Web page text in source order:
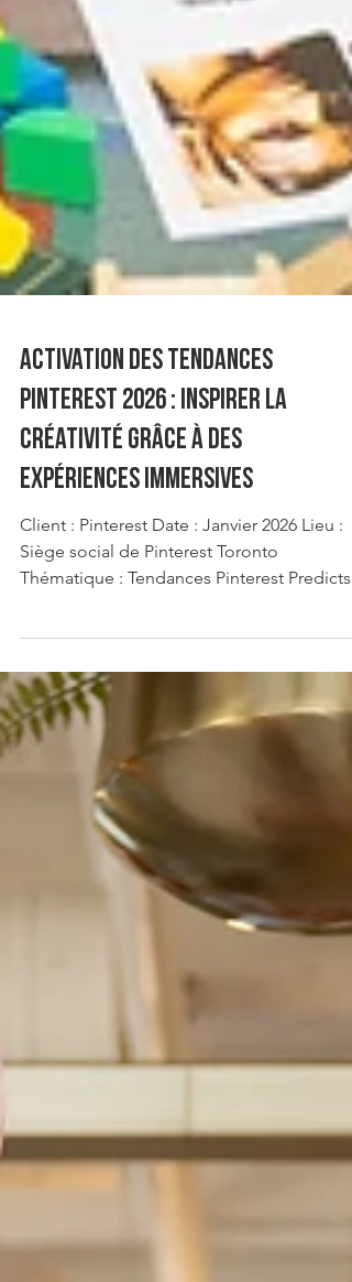
Activation des tendances
Pinterest 2026 : Inspirer la
créativité grâce à des
expériences immersives
Client : Pinterest Date : Janvier 2026 Lieu :
qui a stimulé la créativité En janvier 2026,
Pinterest s’est associé à The Event Agency
afin de transformer son siège social de
Toronto en une activation immersive
en lumière les tendances Pinterest Predicts
2026. L’objectif était de dépasser le cadre
des présentations traditionnelles pour